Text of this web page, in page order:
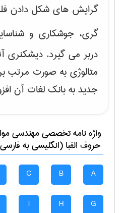
گرایش های شکل دادن
گری، جوشکاری و
دربر می گیرد. دیشکنری
متالوژی به صورت مرتب
جدید به بانک لغات آن
واژه نامه تخصصیمهندسی
حروف الفبا (انگلیسی به
A
B
C
G
H
I